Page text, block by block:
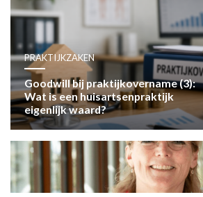
PRAKTIJKZAKEN
Goodwill bij praktijkovername (3):
Wat is een huisartsenpraktijk
eigenlijk waard?